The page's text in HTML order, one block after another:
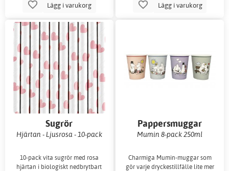
Lägg i varukorg Lägg i varukorg
Sugrör
Hjärtan - Ljusrosa - 10-pack
10-pack vita sugrör med rosa
hjärtan i biologiskt nedbrytbart
Pappersmuggar
Mumin 8-pack 250ml
Charmiga Mumin-muggar som
gör varje dryckestillfälle lite mer